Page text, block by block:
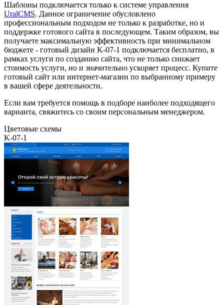
Шаблоны подключается только к системе управления
UralCMS. Данное ограничение обусловлено
профессиональным подходом не только к разработке, но и
поддержке готового сайта в последующем. Таким образом, вы
получаете максимальную эффективность при минимальном
бюджете - готовый дизайн K-07-1 подключается бесплатно, в
рамках услуги по созданию сайта, что не только снижает
стоимость услуги, но и значительно ускоряет процесс. Купите
готовый сайт или интернет-магазин по выбранному примеру
в вашей сфере деятельности.
Если вам требуется помощь в подборе наиболее подходящего
варианта, свяжитесь со своим персональным менеджером.
Цветовые схемы
K-07-1